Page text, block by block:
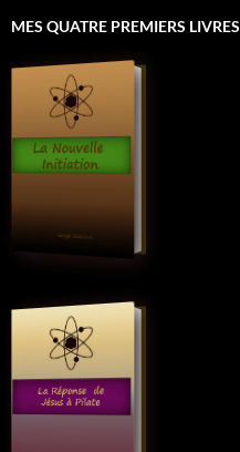
MES QUATRE PREMIERS LIVRES